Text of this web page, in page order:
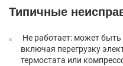
Типичные
Не работает: может
включая перегрузку
термостата или